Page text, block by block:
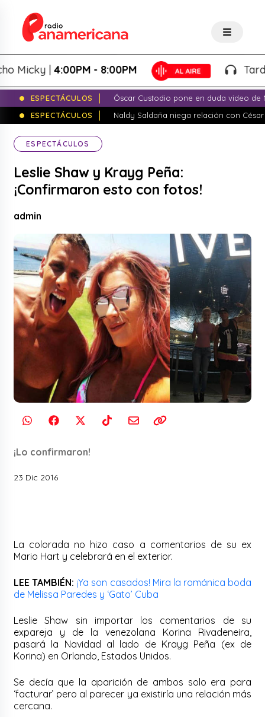
|4:00PM - 8:00PM Tardeo
ESPECTÁCULOS
Óscar Custodio pone en duda video de
ESPECTÁCULOS
Naldy Saldaña niega relación con
ESPECTÁCULOS
Leslie Shaw y Krayg Peña:
¡Confirmaron esto con fotos!
admin
¡Lo confirmaron!
23 Dic 2016
La colorada no hizo caso a comentarios de su ex
Mario Hart y celebrará en el exterior.
LEE TAMBIÉN: ¡Ya son casados! Mira la románica boda
de Melissa Paredes y ‘Gato’ Cuba
Leslie Shaw sin importar los comentarios de su
expareja y de la venezolana Korina Rivadeneira,
pasará la Navidad al lado de Krayg Peña (ex de
Korina) en Orlando, Estados Unidos.
Se decía que la aparición de ambos solo era para
‘facturar’ pero al parecer ya existiría una relación más
cercana.